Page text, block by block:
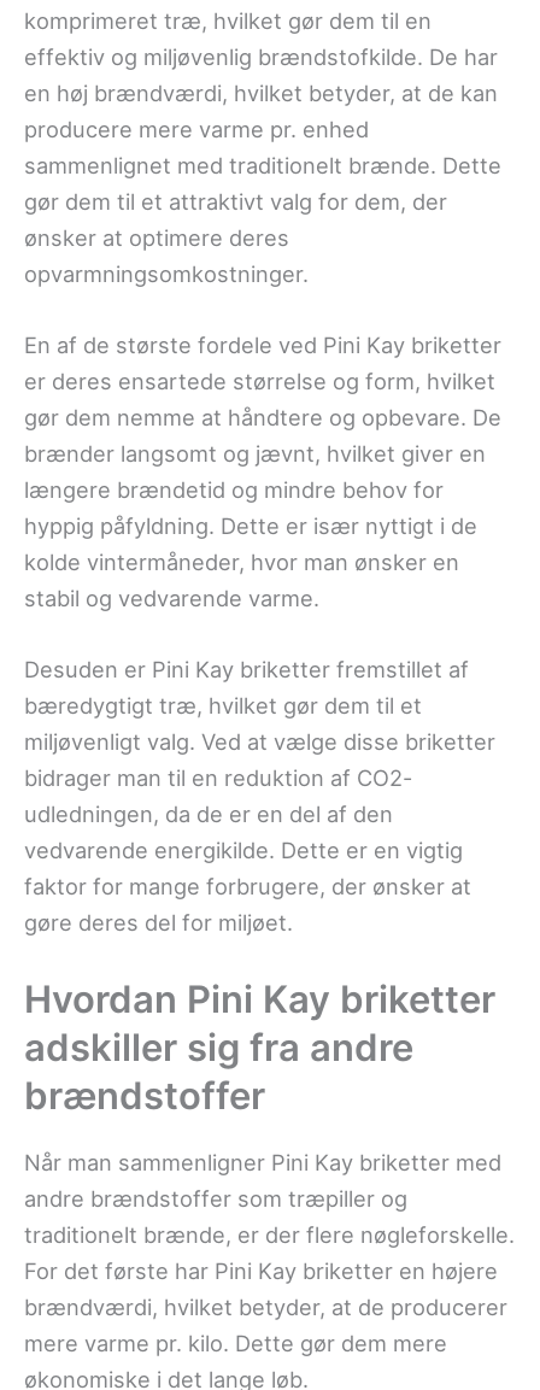
komprimeret træ, hvilket gør dem til en
effektiv og miljøvenlig brændstofkilde. De har
en høj brændværdi, hvilket betyder, at de kan
producere mere varme pr. enhed
sammenlignet med traditionelt brænde. Dette
gør dem til et attraktivt valg for dem, der
ønsker at optimere deres
opvarmningsomkostninger.
En af de største fordele ved Pini Kay briketter
er deres ensartede størrelse og form, hvilket
gør dem nemme at håndtere og opbevare. De
brænder langsomt og jævnt, hvilket giver en
længere brændetid og mindre behov for
hyppig påfyldning. Dette er især nyttigt i de
kolde vintermåneder, hvor man ønsker en
stabil og vedvarende varme.
Desuden er Pini Kay briketter fremstillet af
bæredygtigt træ, hvilket gør dem til et
miljøvenligt valg. Ved at vælge disse briketter
bidrager man til en reduktion af CO2-
udledningen, da de er en del af den
vedvarende energikilde. Dette er en vigtig
faktor for mange forbrugere, der ønsker at
gøre deres del for miljøet.
Hvordan Pini Kay briketter
adskiller sig fra andre
brændstoffer
Når man sammenligner Pini Kay briketter med
andre brændstoffer som træpiller og
traditionelt brænde, er der flere nøgleforskelle.
For det første har Pini Kay briketter en højere
brændværdi, hvilket betyder, at de producerer
mere varme pr. kilo. Dette gør dem mere
økonomiske i det lange løb.